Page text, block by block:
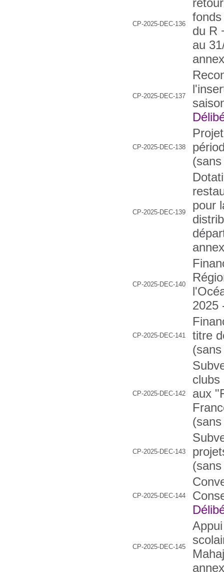
CP-2025-DEC-136
du R
au
CP-2025-DEC-137
CP-2025-DEC-138
CP-2025-DEC-139
pour
CP-2025-DEC-140
CP-2025-DEC-141
titre
CP-2025-DEC-142
clubs
aux
CP-2025-DEC-143
CP-2025-DEC-144
CP-2025-DEC-145